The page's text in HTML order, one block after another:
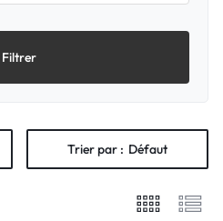
Filtrer
Trier par : Défaut